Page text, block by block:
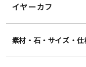
イヤーカフ
素材・石・サイズ・仕